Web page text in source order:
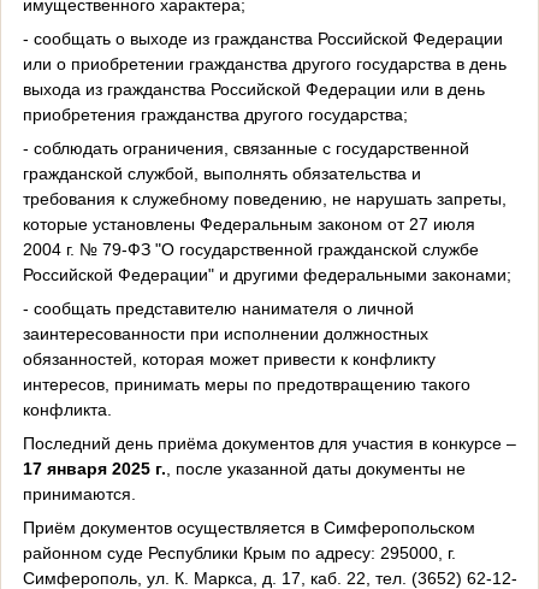
имущественного характера;
- сообщать о выходе из гражданства Российской Федерации
или о приобретении гражданства другого государства в день
выхода из гражданства Российской Федерации или в день
приобретения гражданства другого государства;
- соблюдать ограничения, связанные с государственной
гражданской службой, выполнять обязательства и
требования к служебному поведению, не нарушать запреты,
которые установлены Федеральным законом от 27 июля
2004 г. № 79-ФЗ "О государственной гражданской службе
Российской Федерации" и другими федеральными законами;
- сообщать представителю нанимателя о личной
заинтересованности при исполнении должностных
обязанностей, которая может привести к конфликту
интересов, принимать меры по предотвращению такого
конфликта.
Последний день приёма документов для участия в конкурсе –
17 января 2025 г. , после указанной даты документы не
принимаются.
Приём документов осуществляется в Симферопольском
районном суде Республики Крым по адресу: 295000, г.
Симферополь, ул. К. Маркса, д. 17, каб. 22, тел. (3652) 62-12-